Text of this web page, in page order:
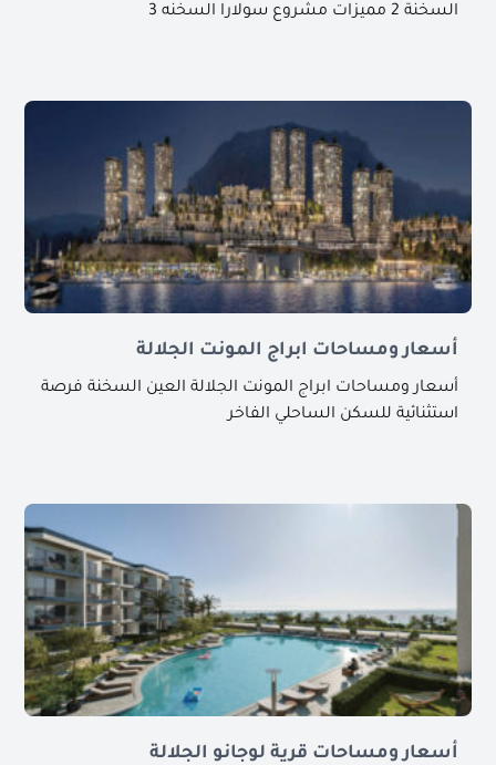
السخنة 2 مميزات مشروع سولارا السخنه 3
أسعار ومساحات ابراج المونت الجلالة
أسعار ومساحات ابراج المونت الجلالة العين السخنة فرصة
استثنائية للسكن الساحلي الفاخر
أسعار ومساحات قرية لوجانو الجلالة